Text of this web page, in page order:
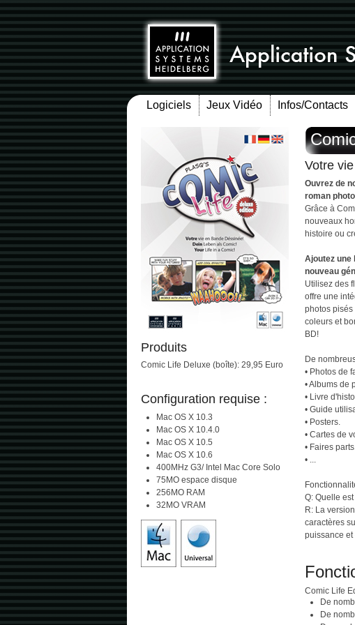
Logiciels Jeux Vidéo Infos/Contacts
Produits
Comic Life Deluxe (boîte): 29,95 Euro
Configuration requise :
Mac OS X 10.3
Mac OS X 10.4.0
Mac OS X 10.5
Mac OS X 10.6
400MHz G3/ Intel Mac Core Solo
75MO espace disque
256MO RAM
32MO VRAM
Votre
Ouvrez de
roman
Grâce à
nouveaux
histoire ou
Ajoutez une
nouveau
Utilisez des
offre une
photos pisés
coleurs et
BD!
De
• Photos de
• Albums de
• Livre
• Guide
• Posters.
• Cartes de
• Faires
• ...
Q: Quelle
R: La
caractères
puissance
Comic Life
De
De